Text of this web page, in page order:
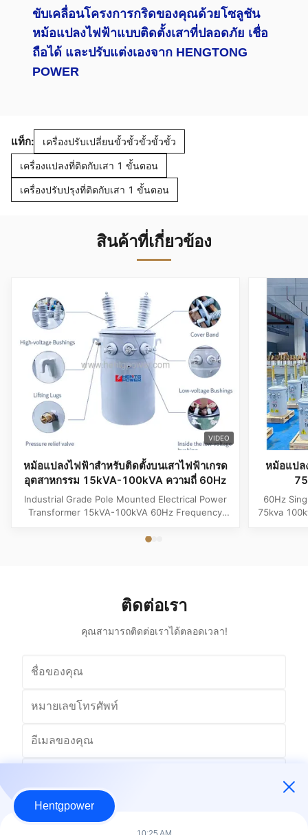
ขับเคลื่อนโครงการกริดของคุณด้วยโซลูชัน
หม้อแปลงไฟฟ้าแบบติดตั้งเสาที่ปลอดภัย เชื่อ
ถือได้ และปรับแต่งเองจาก HENGTONG
POWER
แท็ก: เครื่องปรับเปลี่ยนขั้วขั้วขั้วขั้วขั้ว
เครื่องแปลงที่ติดกับเสา 1 ขั้นตอน
เครื่องปรับปรุงที่ติดกับเสา 1 ขั้นตอน
สินค้าที่เกี่ยวข้อง
VIDEO
หม้อแปลงไฟฟ้าสำหรับติดตั้งบนเสาไฟฟ้าเกรด
อุตสาหกรรม 15kVA-100kVA ความถี่ 60Hz
Industrial Grade Pole Mounted Electrical Power
Transformer 15kVA-100kVA 60Hz Frequency
Frequency 60Hz Phase Single Phase Application
หม้อแปล
60Hz
75kva
ติดต่อเรา
คุณสามารถติดต่อเราได้ตลอดเวลา!
Hentgpower